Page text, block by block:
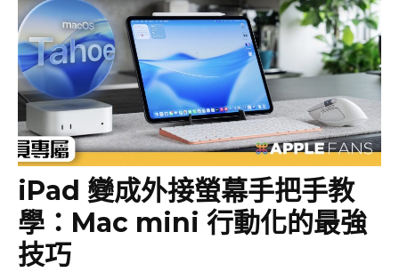
iPad 變成外接螢幕手把手教
學：Mac mini 行動化的最強
技巧